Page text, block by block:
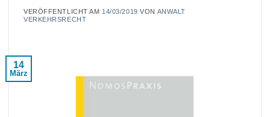
VERÖFFENTLICHT AM 14/03/2019 VON ANWALT
VERKEHRSRECHT
14
März